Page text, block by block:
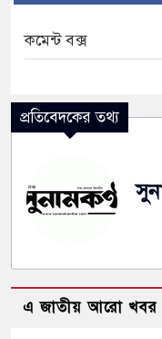
ও নাসীরুদ্দীনসহ ১০
কমেন্ট বক্স
প্রতিবেদকের তথ্য
এ জাতীয় আরো খবর